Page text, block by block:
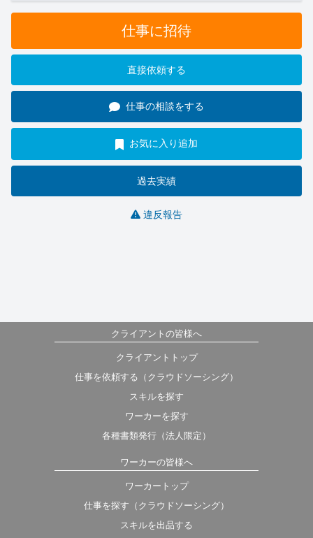
仕事に招待
直接依頼する
仕事の相談をする
お気に入り追加
過去実績
違反報告
クライアントの皆様へ
クライアントトップ
仕事を依頼する（クラウドソーシング）
スキルを探す
ワーカーを探す
各種書類発行（法人限定）
ワーカーの皆様へ
ワーカートップ
仕事を探す（クラウドソーシング）
スキルを出品する